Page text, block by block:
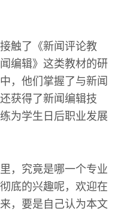
触了《新闻评论教
编辑》这类教材的研
，他们掌握了与新闻
获得了新闻编辑技
为学生日后职业发展
，究竟是哪一个专业
底的兴趣呢，欢迎在
，要是自己认为本文